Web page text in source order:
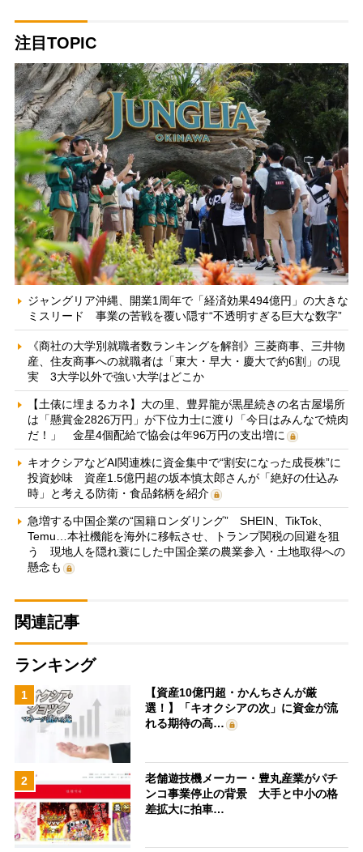
注目TOPIC
ジャングリア沖縄、開業1周年で「経済効果494億円」の大きな
ミスリード 事業の苦戦を覆い隠す“不透明すぎる巨大な数字”
《商社の大学別就職者数ランキングを解剖》三菱商事、三井物
産、住友商事への就職者は「東大・早大・慶大で約6割」の現
実 3大学以外で強い大学はどこか
【土俵に埋まるカネ】大の里、豊昇龍が黒星続きの名古屋場所
は「懸賞金2826万円」が下位力士に渡り「今日はみんなで焼肉
だ！」 金星4個配給で協会は年96万円の支出増に
キオクシアなどAI関連株に資金集中で“割安になった成長株”に
投資妙味 資産1.5億円超の坂本慎太郎さんが「絶好の仕込み
時」と考える防衛・食品銘柄を紹介
急増する中国企業の“国籍ロンダリング” SHEIN、TikTok、
Temu…本社機能を海外に移転させ、トランプ関税の回避を狙
う 現地人を隠れ蓑にした中国企業の農業参入・土地取得への
懸念も
関連記事
ランキング
1
【資産10億円超・かんちさんが厳
選！】「キオクシアの次」に資金が流
れる期待の高…
2
老舗遊技機メーカー・豊丸産業がパチ
ンコ事業停止の背景 大手と中小の格
差拡大に拍車…